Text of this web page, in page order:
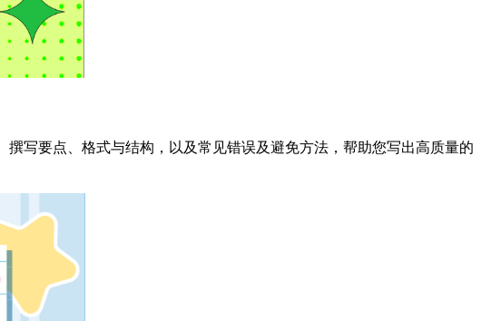
写要点、格式与结构，以及常见错误及避免方法，帮助您写出高质量的